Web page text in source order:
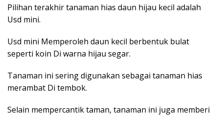
Pilihan terakhir tanaman hias daun hijau kecil adalah
Usd mini.
Usd mini Memperoleh daun kecil berbentuk bulat
seperti koin Di warna hijau segar.
Tanaman ini sering digunakan sebagai tanaman hias
merambat Di tembok.
Selain mempercantik taman, tanaman ini juga memberi